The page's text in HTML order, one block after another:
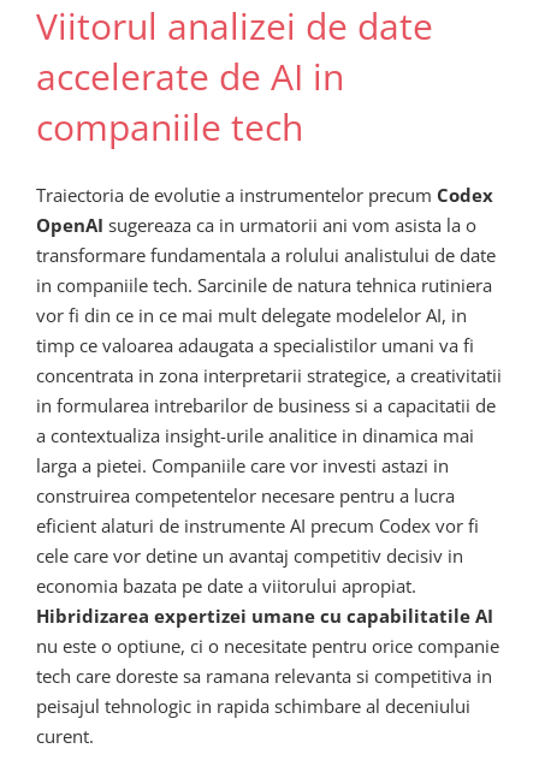
Viitorul analizei de date
accelerate de AI in
companiile tech
Traiectoria de evolutie a instrumentelor precum Codex
OpenAI sugereaza ca in urmatorii ani vom asista la o
transformare fundamentala a rolului analistului de date
in companiile tech. Sarcinile de natura tehnica rutiniera
vor fi din ce in ce mai mult delegate modelelor AI, in
timp ce valoarea adaugata a specialistilor umani va fi
concentrata in zona interpretarii strategice, a creativitatii
in formularea intrebarilor de business si a capacitatii de
a contextualiza insight-urile analitice in dinamica mai
larga a pietei. Companiile care vor investi astazi in
construirea competentelor necesare pentru a lucra
eficient alaturi de instrumente AI precum Codex vor fi
cele care vor detine un avantaj competitiv decisiv in
economia bazata pe date a viitorului apropiat.
Hibridizarea expertizei umane cu capabilitatile AI
nu este o optiune, ci o necesitate pentru orice companie
tech care doreste sa ramana relevanta si competitiva in
peisajul tehnologic in rapida schimbare al deceniului
curent.